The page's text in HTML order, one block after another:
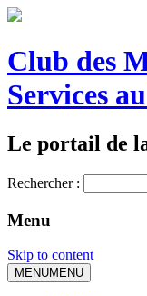
Club des
Services
Le portail de
Rechercher :
Menu
Skip to content
MENUMENU